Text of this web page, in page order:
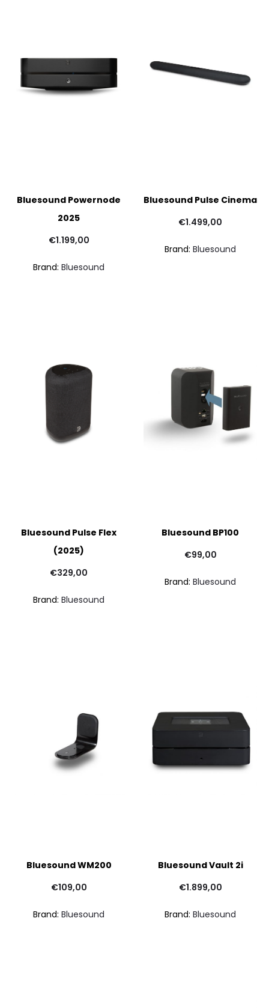
Bluesound Powernode
2025
€1.199,00
Brand: Bluesound
Bluesound Pulse Cinema
€1.499,00
Brand: Bluesound
Bluesound Pulse Flex
(2025)
€329,00
Brand: Bluesound
Bluesound BP100
€99,00
Brand: Bluesound
Bluesound WM200
€109,00
Brand: Bluesound
Bluesound Vault 2i
€1.899,00
Brand: Bluesound